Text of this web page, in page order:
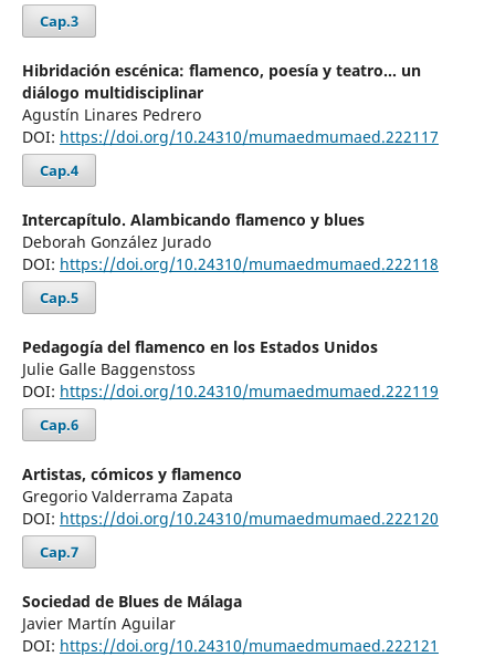
Cap.3
Hibridación escénica: flamenco, poesía y teatro… un
diálogo multidisciplinar
Agustín Linares Pedrero
DOI: https://doi.org/10.24310/mumaedmumaed.222117
Cap.4
Intercapítulo. Alambicando flamenco y blues
Deborah González Jurado
DOI: https://doi.org/10.24310/mumaedmumaed.222118
Cap.5
Pedagogía del flamenco en los Estados Unidos
Julie Galle Baggenstoss
DOI: https://doi.org/10.24310/mumaedmumaed.222119
Cap.6
Artistas, cómicos y flamenco
Gregorio Valderrama Zapata
DOI: https://doi.org/10.24310/mumaedmumaed.222120
Cap.7
Sociedad de Blues de Málaga
Javier Martín Aguilar
DOI: https://doi.org/10.24310/mumaedmumaed.222121